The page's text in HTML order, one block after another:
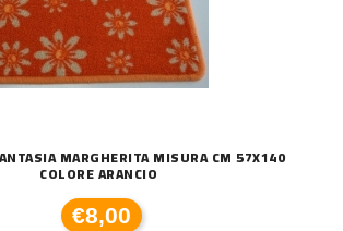
MARGHERITA MISURA CM 57X140
COLORE ARANCIO
€8,00